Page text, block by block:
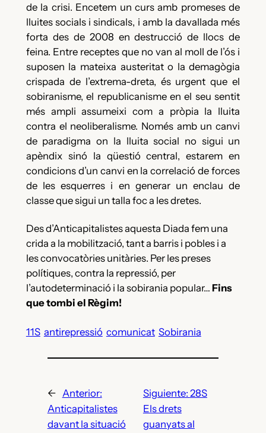
de la crisi. Encetem un curs amb promeses de
lluites socials i sindicals, i amb la davallada més
forta des de 2008 en destrucció de llocs de
feina. Entre receptes que no van al moll de l’ós i
suposen la mateixa austeritat o la demagògia
crispada de l’extrema-dreta, és urgent que el
sobiranisme, el republicanisme en el seu sentit
més ampli assumeixi com a pròpia la lluita
contra el neoliberalisme. Només amb un canvi
de paradigma on la lluita social no sigui un
apèndix sinó la qüestió central, estarem en
condicions d’un canvi en la correlació de forces
de les esquerres i en generar un enclau de
classe que sigui un talla foc a les dretes.
Des d’Anticapitalistes aquesta Diada fem una
crida a la mobilització, tant a barris i pobles i a
les convocatòries unitàries. Per les preses
polítiques, contra la repressió, per
l’autodeterminació i la sobirania popular… Fins
que tombi el Règim!
11S antirepressió comunicat Sobirania
← Anterior:
Anticapitalistes
davant la situació
Siguiente: 28S
Els drets
guanyats al